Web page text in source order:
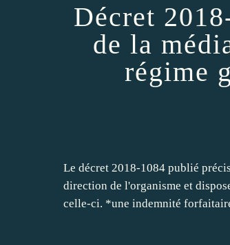
Décret
de la
régime
Le décret 2018-1084 publié
direction de l'organisme et
celle-ci. *une indemnité